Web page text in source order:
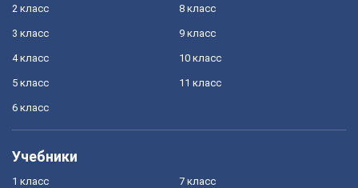
2 класс
3 класс
4 класс
5 класс
6 класс
8 класс
9 класс
10 класс
11 класс
Учебники
1 класс 7 класс